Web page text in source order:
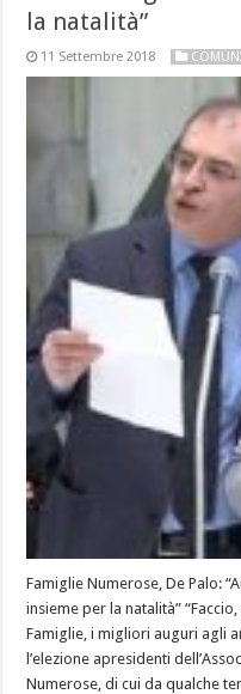
la natalità”
11 Settembre 2018
Famiglie Numerose, De Palo:
insieme per la natalità”
Famiglie, i migliori auguri agli
l’elezione apresidenti
Numerose, di cui da qualche